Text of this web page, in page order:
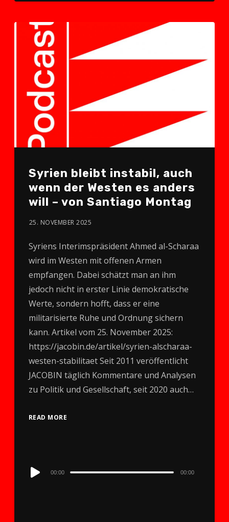
Syrien bleibt instabil, auch
wenn der Westen es anders
will – von Santiago Montag
25. NOVEMBER 2025
Syriens Interimspräsident Ahmed al-Scharaa
wird im Westen mit offenen Armen
empfangen. Dabei schätzt man an ihm
jedoch nicht in erster Linie demokratische
Werte, sondern hofft, dass er eine
militarisierte Ruhe und Ordnung sichern
kann. Artikel vom 25. November 2025:
https://jacobin.de/artikel/syrien-alscharaa-
westen-stabilitaet Seit 2011 veröffentlicht
JACOBIN täglich Kommentare und Analysen
zu Politik und Gesellschaft, seit 2020 auch…
READ MORE
Audio
00:00 00:00